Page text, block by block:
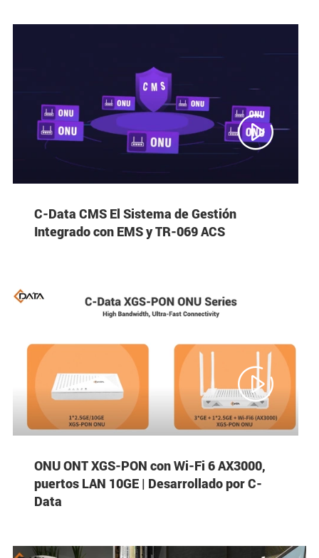

C-Data CMS El Sistema de Gestión
Integrado con EMS y TR-069 ACS

ONU ONT XGS-PON con Wi-Fi 6 AX3000,
puertos LAN 10GE | Desarrollado por C-
Data